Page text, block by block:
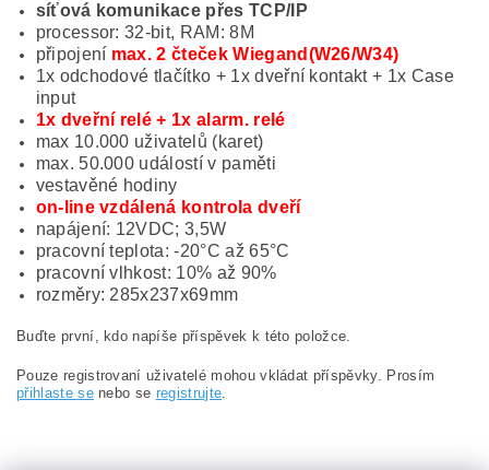
síťová komunikace přes TCP/IP
processor: 32-bit, RAM: 8M
připojení max. 2 čteček Wiegand(W26/W34)
1x odchodové tlačítko + 1x dveřní kontakt + 1x Case
input
1x dveřní relé + 1x alarm. relé
max 10.000 uživatelů (karet)
max. 50.000 událostí v paměti
vestavěné hodiny
on-line vzdálená kontrola dveří
napájení: 12VDC; 3,5W
pracovní teplota: -20°C až 65°C
pracovní vlhkost: 10% až 90%
rozměry: 285x237x69mm
Buďte první, kdo napíše příspěvek k této položce.
Pouze registrovaní uživatelé mohou vkládat příspěvky. Prosím
přihlaste senebo se registrujte.